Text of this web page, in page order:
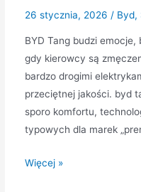
rynku
26 stycznia, 2026 / Byd,
BYD Tang budzi
gdy kierowcy są
bardzo drogimi
przeciętnej jakości. byd
sporo komfortu,
typowych dla marek
BYD
Więcej »